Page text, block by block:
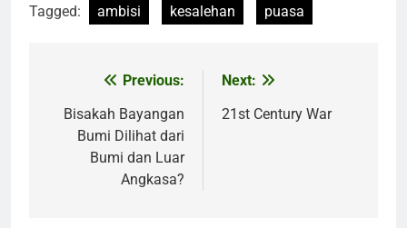
Tagged: ambisi kesalehan puasa
navigation
Previous:
Bisakah Bayangan
Bumi Dilihat dari
Bumi dan Luar
Angkasa?
Next:
21st Century War